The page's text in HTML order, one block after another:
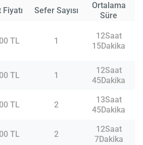
Fiyatı Sefer Sayısı
Ortalama
Süre
TL 1
12Saat
15Dakika
TL 1
12Saat
45Dakika
TL 2
13Saat
45Dakika
TL 2
12Saat
7Dakika